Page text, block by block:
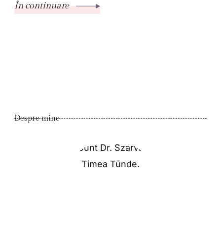
În continuare
Despre mine